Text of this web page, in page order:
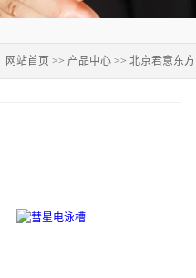
网站首页 >> 产品中心 >> 北京君意东方